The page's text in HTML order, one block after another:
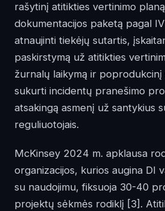
rašytinį atitikties vertinimo
dokumentacijos paketą pagal
atnaujinti tiekėjų sutartis,
paskirstymą už atitikties
žurnalų laikymą ir poprodukcinį
sukurti incidentų pranešimo
atsakingą asmenį už santykius
reguliuotojais.
McKinsey 2024 m. apklausa
organizacijos, kurios augina DI
su naudojimu, fiksuoja 30-40
projektų sėkmės rodiklį [3] .